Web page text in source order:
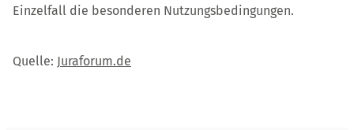
Einzelfall die besonderen Nutzungsbedingungen.
Quelle: Juraforum.de